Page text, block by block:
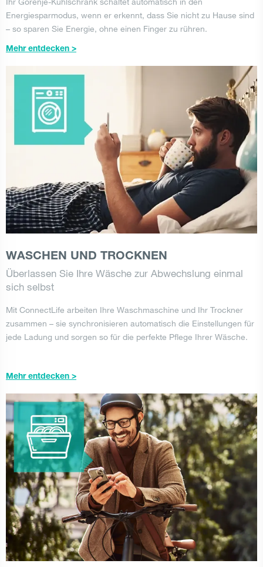
Energiesparmodus, wenn er erkennt, dass Sie nicht zu Hause sind
– so sparen Sie Energie, ohne einen Finger zu rühren.
Mehr entdecken >
WASCHEN UND TROCKNEN
Überlassen Sie Ihre Wäsche zur Abwechslung einmal
sich selbst
Mit ConnectLife arbeiten Ihre Waschmaschine und Ihr Trockner
zusammen – sie synchronisieren automatisch die Einstellungen für
jede Ladung und sorgen so für die perfekte Pflege Ihrer Wäsche.
Mehr entdecken >